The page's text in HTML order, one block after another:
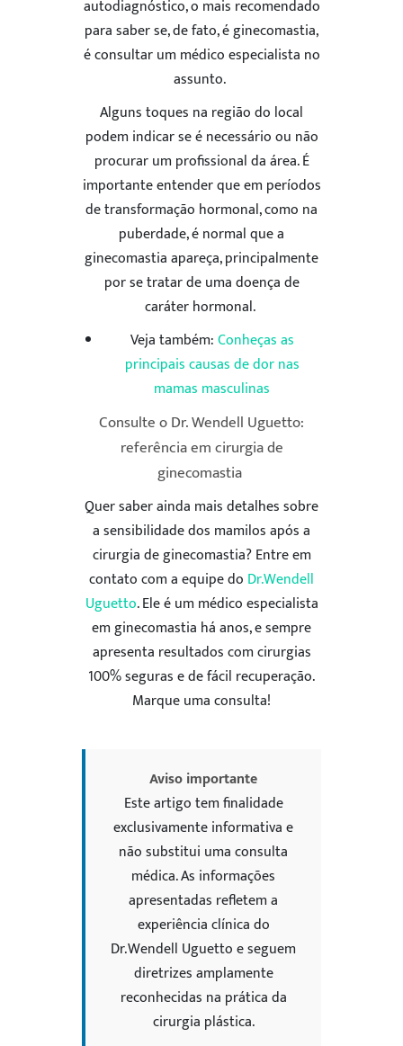
autodiagnóstico, o mais recomendado
para saber se, de fato, é ginecomastia,
é consultar um médico especialista no
assunto.
Alguns toques na região do local
podem indicar se é necessário ou não
procurar um profissional da área. É
importante entender que em períodos
de transformação hormonal, como na
puberdade, é normal que a
ginecomastia apareça, principalmente
por se tratar de uma doença de
caráter hormonal.
Veja também:Conheças as
principais causas de dor nas
mamas masculinas
Consulte o Dr. Wendell Uguetto:
referência em cirurgia de
ginecomastia
Quer saber ainda mais detalhes sobre
asensibilidade dos mamilos após a
cirurgia de ginecomastia? Entre em
contato com a equipe do Dr.Wendell
Uguetto. Ele é um médico especialista
em ginecomastia há anos, e sempre
apresenta resultados com cirurgias
100% seguras e de fácil recuperação.
Marque uma consulta!
Aviso importante
Este artigo tem finalidade
exclusivamente informativa e
não substitui uma consulta
médica. As informações
apresentadas refletem a
experiência clínica do
Dr. Wendell Uguetto e seguem
diretrizes amplamente
reconhecidas na prática da
cirurgia plástica.
ENVIAR
5